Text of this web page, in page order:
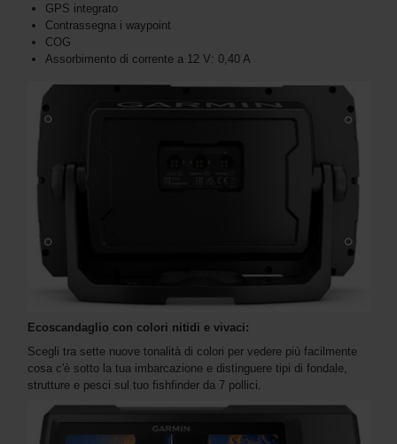
GPS integrato
Contrassegna i waypoint
COG
Assorbimento di corrente a 12 V: 0,40 A
Ecoscandaglio con colori nitidi e vivaci:
Scegli tra sette nuove tonalità di colori per vedere più facilmente
cosa c'è sotto la tua imbarcazione e distinguere tipi di fondale,
strutture e pesci sul tuo fishfinder da 7 pollici.